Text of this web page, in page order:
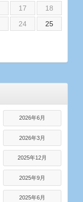
17
18
24
25
2026年6月
2026年3月
2025年12月
2025年9月
2025年6月